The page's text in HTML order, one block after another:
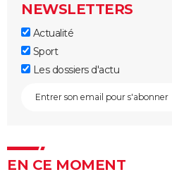
NEWSLETTERS
Actualité
Sport
Les dossiers d'actu
EN CE MOMENT